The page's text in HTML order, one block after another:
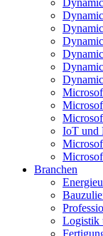
IoT und
Branchen
Logistik